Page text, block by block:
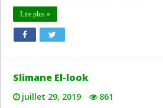
Lire plus »
Slimane El-look
juillet 29, 2019
861